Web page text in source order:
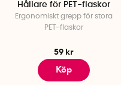
Hållare för PET-flaskor
Ergonomiskt grepp för stora
PET-flaskor
59 kr
Köp